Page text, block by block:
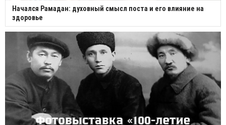
Начался Рамадан: духовный смысл поста и его влияние на
здоровье